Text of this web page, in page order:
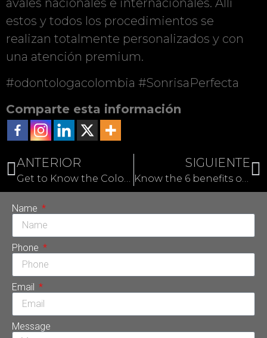
estos y todos los procedimientos se
realizan totalmente personalizados y con
una atención premium.
#odontologacolombia #SonrisaPerfecta
Comparte esta información
ANTERIOR
Get to Know the Colombian Dentist with the Most International Accreditations
SIGUIENTE
Know the 6 benefits of botulinum toxin
Name
Phone
Email
Message